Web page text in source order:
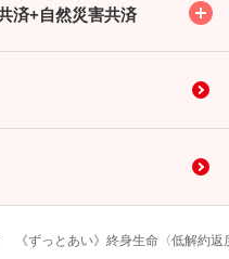
《ずっとあい》終身生命〈低解約
済+自然災害共済